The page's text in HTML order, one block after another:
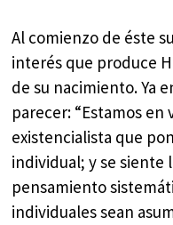
Al comienzo de éste
interés que produce
de su nacimiento. Ya
parecer: “Estamos en
existencialista que
individual; y se siente
pensamiento
individuales sean